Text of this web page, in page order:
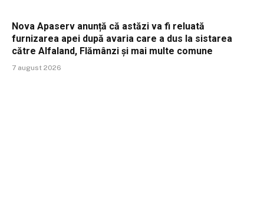
Nova Apaserv anunță că astăzi va fi reluată
furnizarea apei după avaria care a dus la sistarea
către Alfaland, Flămânzi și mai multe comune
7 august 2026